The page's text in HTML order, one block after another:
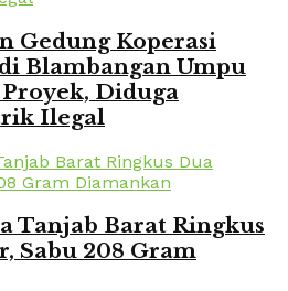
Gedung Koperasi
Blambangan Umpu
Diduga
Ilegal
Tanjab Barat Ringkus
Sabu 208 Gram